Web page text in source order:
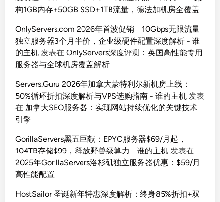
构1GB内存+50GB SSD+1TB流量，德法加机房全覆盖
OnlyServers.com 2026年首波促销：10Gbps无限流量
独立服务器3个月半价，企业级硬件配置深度解析 - 谁
的主机 发表在OnlyServers深度评测：英国高性能专用
服务器与全球机房覆盖解析
Servers.Guru 2026年加拿大蒙特利尔新机房上线：
50%循环折扣深度解析与VPS选购指南 - 谁的主机 发表
在 加拿大SEO服务器：实现网站持续优化的关键技术
引擎
GorillaServers黑五巨献：EPYC服务器$69/月起，
104TB存储$99，释放野兽级算力 - 谁的主机 发表在
2025年GorillaServers洛杉矶独立服务器优惠：$59/月
高性能配置
HostSailor 圣诞新年特惠深度解析：终身85%折扣+双